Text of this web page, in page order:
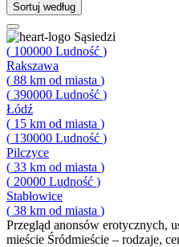
Sortuj według
Sąsiedzi
( 100000 Ludność )
Rakszawa
( 88 km od miasta )
( 390000 Ludność )
Łódź
( 15 km od miasta )
( 130000 Ludność )
Pilczyce
( 33 km od miasta )
( 20000 Ludność )
Stabłowice
( 38 km od miasta )
Przegląd anonsów erotycznych,
mieście Śródmieście – rodzaje,